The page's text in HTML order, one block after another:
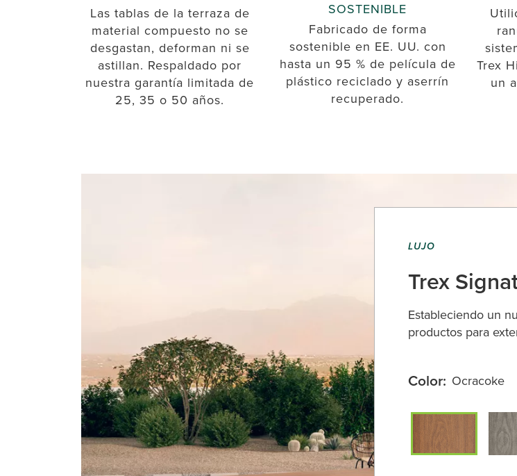
Las tablas de la terraza de
material compuesto no se
desgastan, deforman ni se
astillan. Respaldado por
nuestra garantía limitada de
25, 35 o 50 años.
SOSTENIBLE
Fabricado de forma
sostenible en EE. UU. con
hasta un 95 % de película de
plástico reciclado y aserrín
recuperado.
Trex
un
LUJO
Trex
Estableciendo un
productos para
Color: Ocracoke